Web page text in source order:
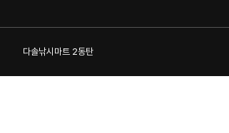
다솔낚시마트 2동탄